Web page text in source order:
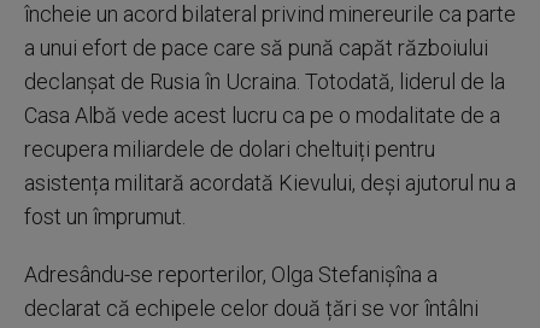
încheie un acord bilateral privind minereurile ca parte
a unui efort de pace care să pună capăt războiului
declanșat de Rusia în Ucraina. Totodată, liderul de la
Casa Albă vede acest lucru ca pe o modalitate de a
recupera miliardele de dolari cheltuiți pentru
asistența militară acordată Kievului, deși ajutorul nu a
fost un împrumut.
Adresându-se reporterilor, Olga Stefanișîna a
declarat că echipele celor două țări se vor întâlni